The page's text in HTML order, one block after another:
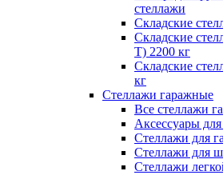
стеллажи
Складские
Складские
Т) 2200 кг
Складские
кг
Стеллажи гаражные
Все стеллажи
Аксессуары
Стеллажи для
Стеллажи для
Стеллажи